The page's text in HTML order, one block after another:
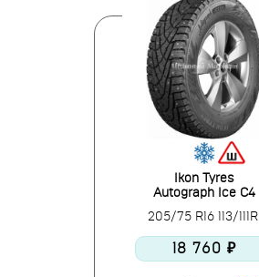
Ikon Tyres
Autograph Ice C4
205/75 R16 113/111R
18 760 ₽